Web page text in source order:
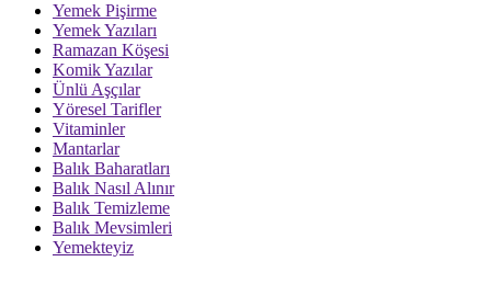
Yemek Pişirme
Yemek Yazıları
Ramazan Köşesi
Komik Yazılar
Ünlü Aşçılar
Yöresel Tarifler
Vitaminler
Mantarlar
Balık Baharatları
Balık Nasıl Alınır
Balık Temizleme
Balık Mevsimleri
Yemekteyiz